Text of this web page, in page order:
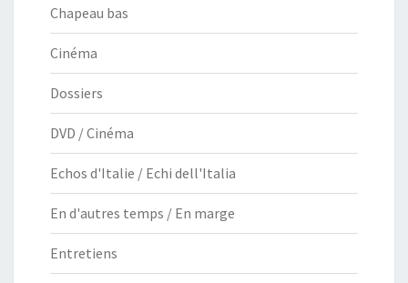
Chapeau bas
Cinéma
Dossiers
DVD / Cinéma
Echos d'Italie / Echi dell'Italia
En d'autres temps / En marge
Entretiens